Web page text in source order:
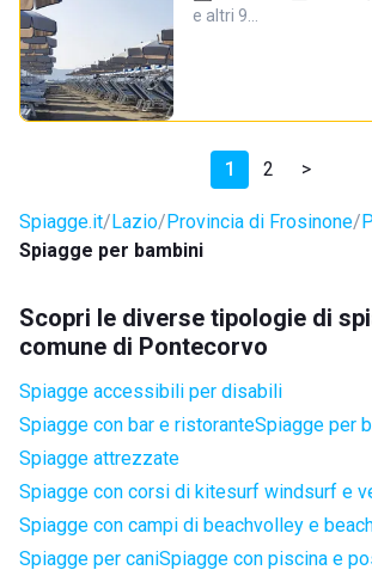
e altri 9…
1 2 >
Spiagge.it Lazio Provincia di Frosinone
Spiagge per bambini
Scopri le diverse tipologie di
comune di Pontecorvo
Spiagge accessibili per disabili
Spiagge con bar e ristoranteSpiagge per
Spiagge attrezzate
Spiagge con corsi di kitesurf windsurf e
Spiagge con campi di beachvolley e
Spiagge per caniSpiagge con piscina e